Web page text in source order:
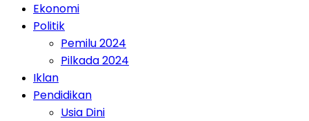
Ekonomi
Politik
Pemilu 2024
Pilkada 2024
Iklan
Pendidikan
Usia Dini